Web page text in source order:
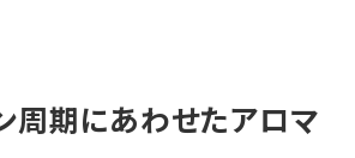
周期にあわせたアロマ